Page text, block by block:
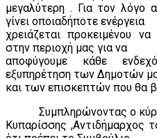
μεγαλύτερη . Για τον λόγο
γίνει οποιαδήποτε ενέργεια
χρειάζεται προκειμένου
στην περιοχή μας για να
αποφύγουμε κάθε
εξυπηρέτηση των Δημοτών
και των επισκεπτών που θα
Συμπληρώνοντας ο
Κυπαρίσσης ,Αντιδήμαρχος